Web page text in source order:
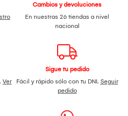
Cambios y devoluciones
En nuestras 26 tiendas a nivel
nacional
Ver
Sigue tu pedido
Fácil y rápido sólo con tu DNI. Seguir
pedido